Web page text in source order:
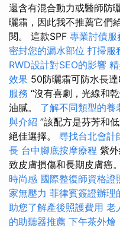
還含有混合動力或醫師防
曬霜，因此我不推薦它們
閱。 這款SPF 專業討債服
密封您的漏水部位 打掃服
RWD設計對SEO的影響
效果 50防曬霜可防水長達
服務 “沒有喜劇，光線和
油膩。 了解不同類型的養
與介紹 ”該配方是芬芳和
絕佳選擇。 尋找台北會計
長 台中腳底按摩療程 紫
致皮膚損傷和長期皮膚癌。
時尚感 國際整復師資格證
家無壓力 菲律賓簽證辦理
助您了解產後照護費用 老
的助聽器推薦 下午茶外燴